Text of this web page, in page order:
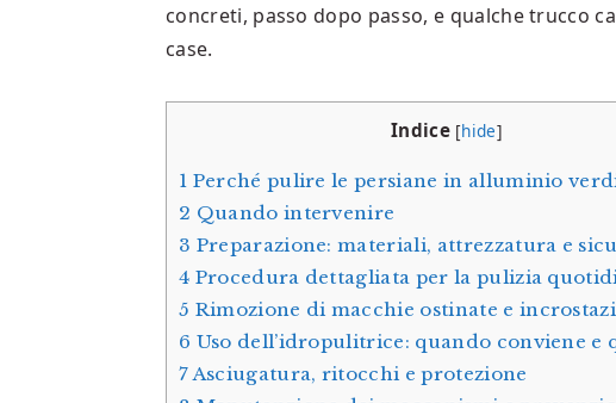
concreti, passo dopo passo, e qualche trucco
case.
Indice [hide]
1 Perché pulire le persiane in alluminio
2 Quando intervenire
3 Preparazione: materiali, attrezzatura e
4 Procedura dettagliata per la pulizia
5 Rimozione di macchie ostinate e
6 Uso dell’idropulitrice: quando conviene e
7Asciugatura, ritocchi e protezione